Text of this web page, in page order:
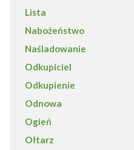
Lista
Nabożeństwo
Naśladowanie
Odkupiciel
Odkupienie
Odnowa
Ogień
Ołtarz